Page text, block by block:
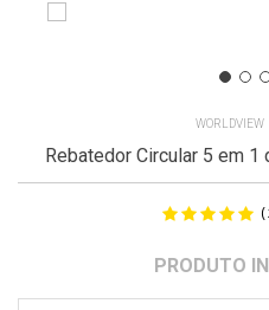
WORLDVIEW
Rebatedor Circular 5 em
(